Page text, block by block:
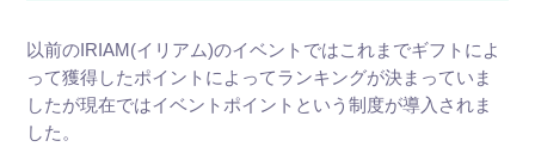
以前のIRIAM(イリアム)のイベントではこれまでギフトによ
って獲得したポイントによってランキングが決まっていま
したが現在ではイベントポイントという制度が導入されま
した。